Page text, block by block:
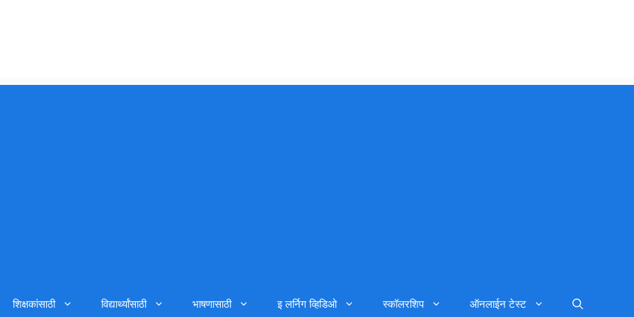
शिक्षकांसाठी विद्यार्थ्यांसाठी भाषणासाठी इ लर्निग व्हिडिओ स्कॉलरशिप ऑनलाईन टेस्ट